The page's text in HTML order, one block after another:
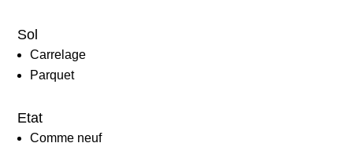
Sol
Carrelage
Parquet
Etat
Comme neuf